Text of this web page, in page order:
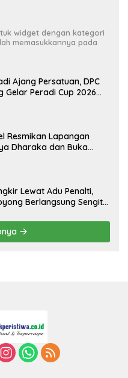
widget dengan kategori
memasukkannya pada
Ajang Persatuan, DPC
Gelar Peradi Cup 2026
Resmikan Lapangan
Dharaka dan Buka
Lewat Adu Penalti,
Berlangsung Sengit